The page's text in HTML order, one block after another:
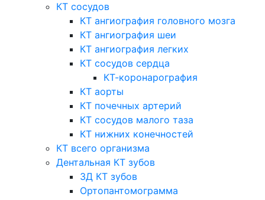
КТ сосудов
КТ ангиография головного мозга
КТ ангиография шеи
КТ ангиография легких
КТ сосудов сердца
КТ-коронарография
КТ аорты
КТ почечных артерий
КТ сосудов малого таза
КТ нижних конечностей
КТ всего организма
Дентальная КТ зубов
3Д КТ зубов
Ортопантомограмма